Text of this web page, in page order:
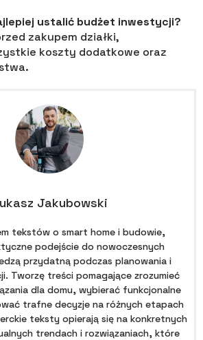
ustalić budżet inwestycji?
zakupem działki,
koszty dodatkowe oraz
Jakubowski
tekstów o smart home i budowie,
podejście do nowoczesnych
przydatną podczas planowania i
Tworzę treści pomagające zrozumieć
dla domu, wybierać funkcjonalne
trafne decyzje na różnych etapach
teksty opierają się na konkretnych
trendach i rozwiązaniach, które